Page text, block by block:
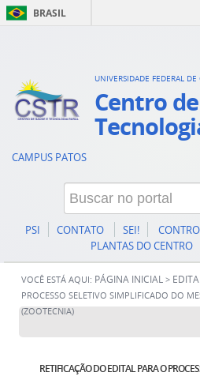
BRASIL
UNIVERSIDADE FEDERAL
Centro
CAMPUS PATOS
PSI CONTATO SEI!
PLANTAS DO CENTRO
VOCÊ ESTÁ AQUI: PÁGINA INICIAL >
PROCESSO SELETIVO SIMPLIFICADO DO
(ZOOTECNIA)
RETIFICAÇÃO DO EDITAL PARA O